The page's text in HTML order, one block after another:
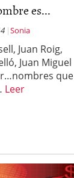
es...
Sonia
Juan Roig,
Juan Miguel
que
Leer